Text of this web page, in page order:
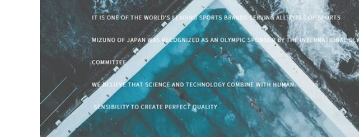
chống xấu hổ Quần
2023 bộ đồ mới
nhanh khô kích
thước lớn suối nước
Quần bơi nam
chống xấu hổ 2023
mới suối nước nóng
Đồ Bơi Nữ 2023 Mới
Đồ Bơi Suối Nước
Nóng Siêu Gợi Cảm
Bảo Thủ Béo Bao
Da Thịt Đua Đồ Bơi
Một Mảnh đồ bơi nữ
đẹp kín đáo đồ bơi
học sinh nữ
515,000
Đồ bơi một mảnh
mùa hè 2023 kiểu
dáng mới hot váy
nữ kín đáo che da
thịt giúp bạn gái